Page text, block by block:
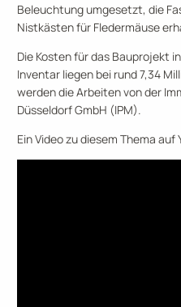
Beleuchtung umgesetzt, die
Nistkästen für Fledermäuse
Die Kosten für das Bauprojekt
Inventar liegen bei rund 7,34
werden die Arbeiten von der
Düsseldorf GmbH (IPM).
Ein Video zu diesem Thema auf